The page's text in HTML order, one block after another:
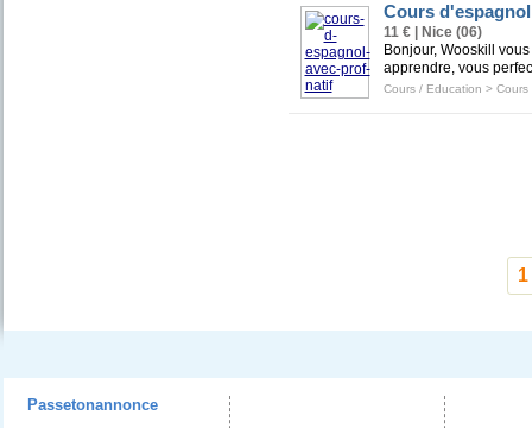
Cours
11 € | Nice (06)
Bonjour, Wooskill
apprendre, vous
Cours / Education > Cours
1
Passetonannonce